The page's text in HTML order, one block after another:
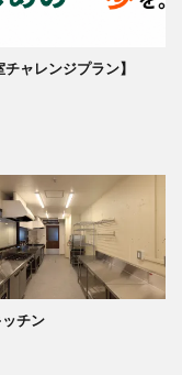
チャレンジプラン】
チン